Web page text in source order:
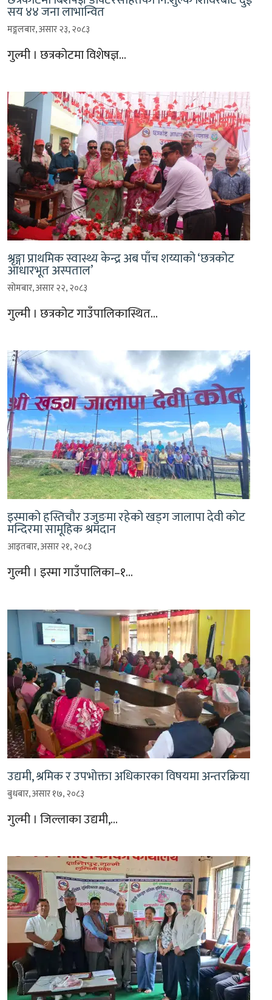
सय ४४ जना लाभान्वित
मङ्गलबार, असार २३, २०८३
गुल्मी । छत्रकोटमा विशेषज्ञ…
श्रृङ्गा प्राथमिक स्वास्थ्य केन्द्र अब पाँच शय्याको ‘छत्रकोट
आधारभूत अस्पताल’
सोमबार, असार २२, २०८३
गुल्मी । छत्रकोट गाउँपालिकास्थित…
इस्माको हस्तिचौर उजुङमा रहेको खड्ग जालापा देवी कोट
मन्दिरमा सामूहिक श्रमदान
आइतबार, असार २१, २०८३
गुल्मी । इस्मा गाउँपालिका–१…
उद्यमी, श्रमिक र उपभोक्ता अधिकारका विषयमा अन्तरक्रिया
बुधबार, असार १७, २०८३
गुल्मी । जिल्लाका उद्यमी,…